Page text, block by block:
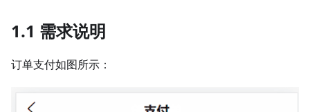
1.1 需求说明
订单支付如图所示：